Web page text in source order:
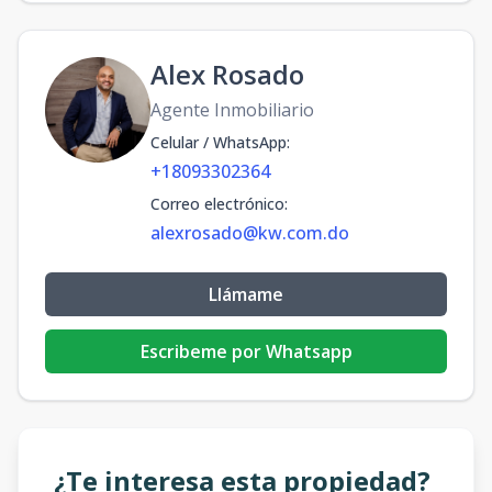
Alex Rosado
Agente Inmobiliario
Celular / WhatsApp:
+18093302364
Correo electrónico:
alexrosado@kw.com.do
Llámame
Escribeme por Whatsapp
¿Te interesa esta propiedad?